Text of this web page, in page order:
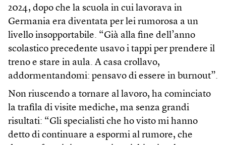
2024, dopo che la scuola in cui lavorava in
Germania era diventata per lei rumorosa a un
livello insopportabile. “Già alla fine dell’anno
scolastico precedente usavo i tappi per prendere il
treno e stare in aula. A casa crollavo,
addormentandomi: pensavo di essere in burnout”.
Non riuscendo a tornare al lavoro, ha cominciato
la trafila di visite mediche, ma senza grandi
risultati: “Gli specialisti che ho visto mi hanno
detto di continuare a espormi al rumore, che